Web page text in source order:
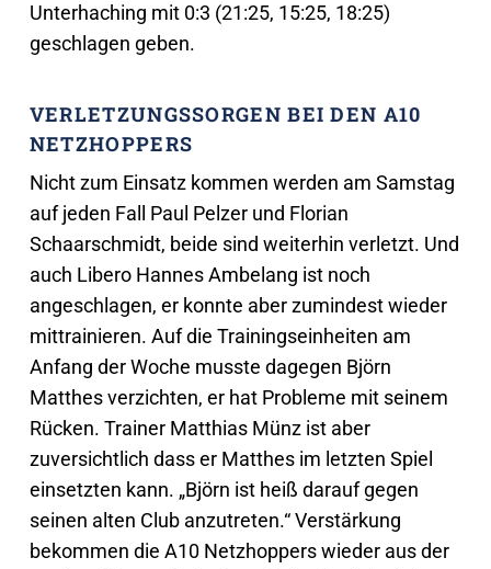
Unterhaching mit 0:3 (21:25, 15:25, 18:25)
geschlagen geben.
VERLETZUNGSSORGEN BEI DEN A10
NETZHOPPERS
Nicht zum Einsatz kommen werden am Samstag
auf jeden Fall Paul Pelzer und Florian
Schaarschmidt, beide sind weiterhin verletzt. Und
auch Libero Hannes Ambelang ist noch
angeschlagen, er konnte aber zumindest wieder
mittrainieren. Auf die Trainingseinheiten am
Anfang der Woche musste dagegen Björn
Matthes verzichten, er hat Probleme mit seinem
Rücken. Trainer Matthias Münz ist aber
zuversichtlich dass er Matthes im letzten Spiel
einsetzten kann. „Björn ist heiß darauf gegen
seinen alten Club anzutreten.“ Verstärkung
bekommen die A10 Netzhoppers wieder aus der